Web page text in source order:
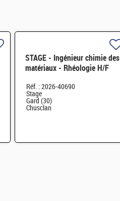
STAGE - Ingénieur chimie des
matériaux - Rhéologie H/F
Réf. : 2026-40690
Stage
Gard (30)
Chusclan